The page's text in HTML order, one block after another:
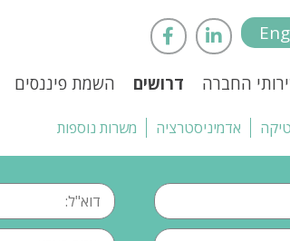
החברה דרושים השמת פיננסים
אדמיניסטרציה משרות נוספות